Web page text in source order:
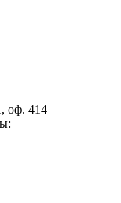
оф. 414